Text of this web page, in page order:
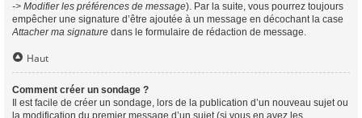
-> Modifier les préférences de message). Par la suite, vous pourrez toujours
empêcher une signature d’être ajoutée à un message en décochant la case
Attacher ma signature dans le formulaire de rédaction de message.
Haut
Comment créer un sondage ?
Il est facile de créer un sondage, lors de la publication d’un nouveau sujet ou
la modification du premier message d’un sujet (si vous en avez les